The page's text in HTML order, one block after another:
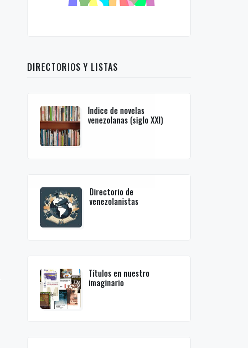
DIRECTORIOS Y LISTAS
Índice de novelas
venezolanas (siglo XXI)
Directorio de
venezolanistas
Títulos en nuestro
imaginario